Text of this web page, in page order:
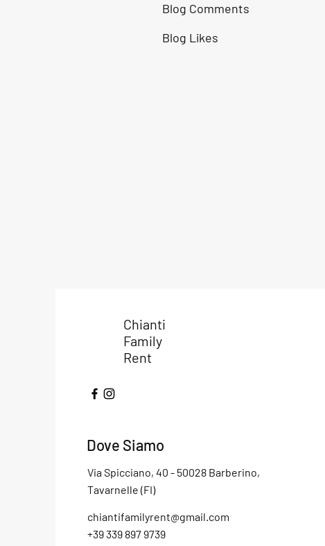
Blog Comments
Blog Likes
Chianti
Family
Rent
Dove Siamo
Via Spicciano, 40 - 50028 Barberino,
Tavarnelle (FI)
chiantifamilyrent@gmail.com
+39 339 897 9739